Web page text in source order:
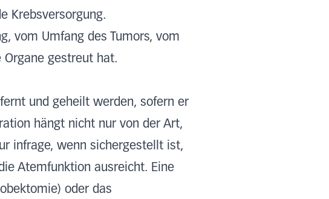
Krebsversorgung.
vom Umfang des Tumors, vom
gestreut hat.
und geheilt werden, sofern er
hängt nicht nur von der Art,
infrage, wenn sichergestellt ist,
Atemfunktion ausreicht. Eine
oder das